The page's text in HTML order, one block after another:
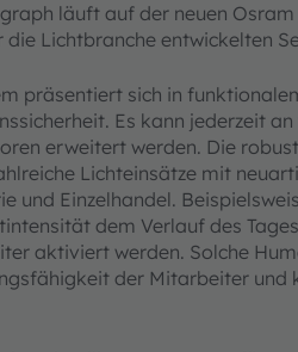
läuft auf der neuen
Lichtbranche entwickelten
präsentiert sich in
Es kann jederzeit
erweitert werden. Die
Lichteinsätze mit
und Einzelhandel.
dem Verlauf des
aktiviert werden. Solche
der Mitarbeiter